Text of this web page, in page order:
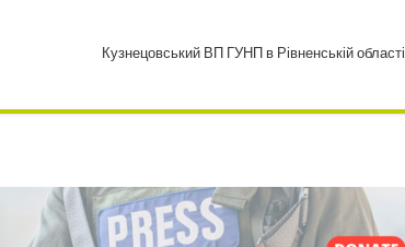
Кузнецовський ВП ГУНП в Рівненській області